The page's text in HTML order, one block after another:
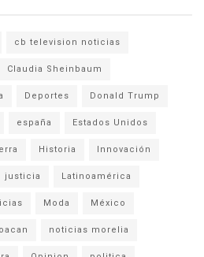
cb television noticias
Claudia Sheinbaum
Deportes Donald Trump
españa Estados Unidos
Historia Innovación
justicia Latinoamérica
Moda México
noticias morelia